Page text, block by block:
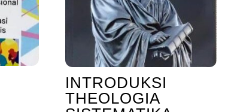
INTRODUKSI
THEOLOGIA